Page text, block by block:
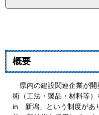
概要
県内の建設関連企業が開
術（工法・製品・材料等
in 新潟」という制度があ